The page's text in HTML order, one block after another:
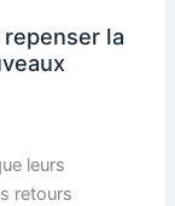
la
leurs
retours